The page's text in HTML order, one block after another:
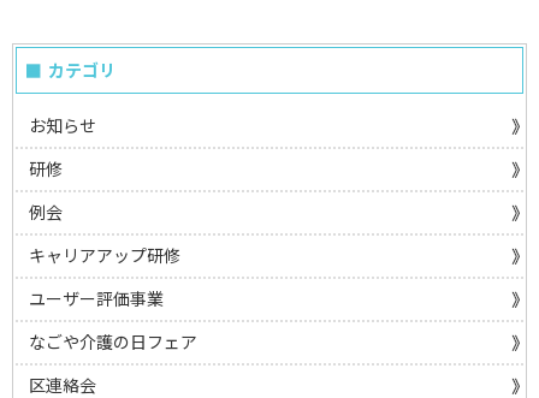
カテゴリ
お知らせ
研修
例会
キャリアアップ研修
ユーザー評価事業
なごや介護の日フェア
区連絡会